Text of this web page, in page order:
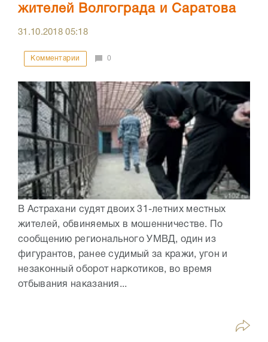
жителей Волгограда и Саратова
31.10.201805:18
Комментарии 0
В Астрахани судят двоих 31-летних местных
жителей, обвиняемых в мошенничестве. По
сообщению регионального УМВД, один из
фигурантов, ранее судимый за кражи, угон и
незаконный оборот наркотиков, во время
отбывания наказания...